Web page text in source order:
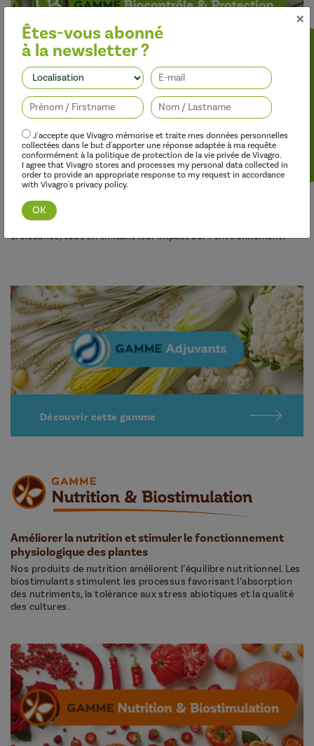
Découvrir cette gamme
Optimiser l’efficacité des traitements
Nos adjuvants permettent d’améliorer l’efficacité des
herbicides, des fongicides, des insecticides et des régulateurs de
croissance, tout en limitant leur impact sur l’environnement.
Découvrir cette gamme
Améliorer la nutrition et stimuler le fonctionnement
physiologique des plantes
Nos produits de nutrition améliorent l’équilibre nutritionnel. Les
biostimulants stimulent les processus favorisant l’absorption
des nutriments, la tolérance aux stress abiotiques et la qualité
des cultures.
×
Êtes-vous abonné
à la newsletter ?
J'accepte que Vivagro mémorise et traite mes données personnelles
collectées dans le but d'apporter une réponse adaptée à ma requête
conformément à la politique de protection de la vie privée de Vivagro.
I agree that Vivagro stores and processes my personal data collected in
order to provide an appropriate response to my request in accordance
with Vivagro's privacy policy.